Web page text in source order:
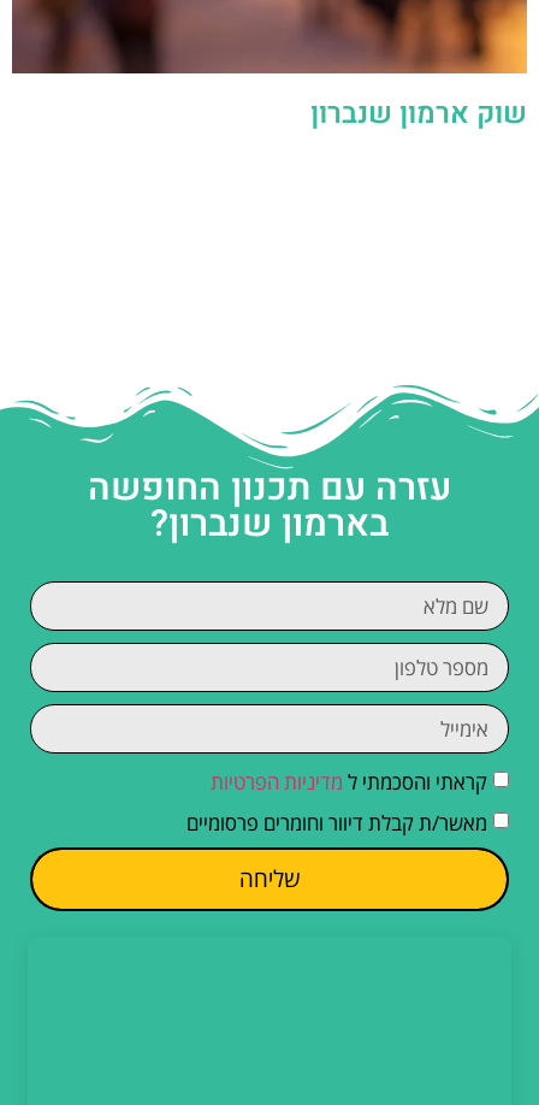
שוק ארמון שנברון
עזרה עם תכנון החופשה
בארמון שנברון?
קראתי והסכמתי ל מדיניות הפרטיות
מאשר/ת קבלת דיוור וחומרים פרסומיים
שליחה